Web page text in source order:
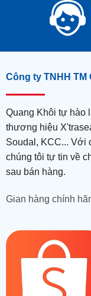
Công ty TNHH TM
Quang Khôi tự hào
thương hiệu
Soudal, KCC... Với
chúng tôi tự tin về
sau bán hàng.
Gian hàng chính